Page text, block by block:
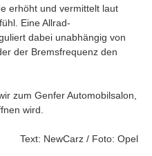
erhöht und vermittelt laut
Eine Allrad-
dabei unabhängig von
der Bremsfrequenz den
zum Genfer Automobilsalon,
wird.
Text: NewCarz / Foto: Opel